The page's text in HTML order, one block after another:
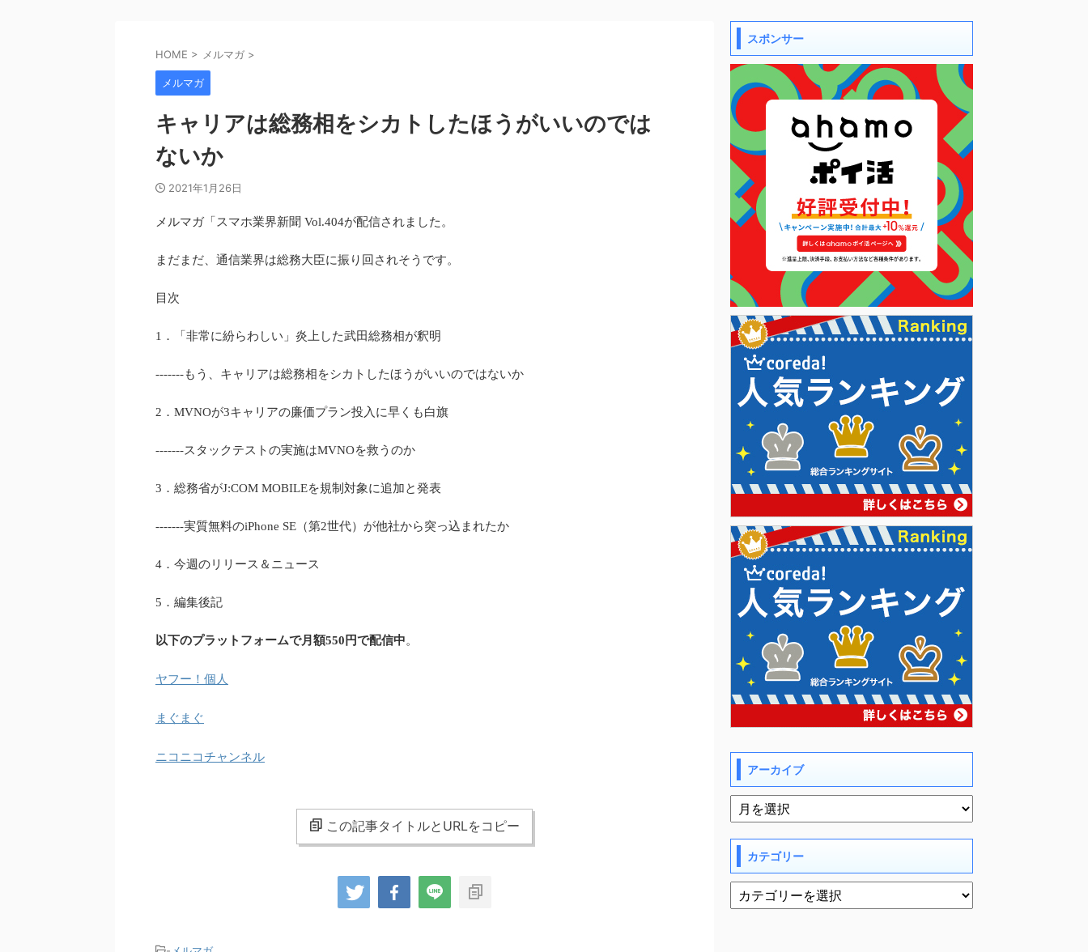
HOME > メルマガ >
メルマガ
キャリアは総務相をシカトしたほうがいいのでは
ないか
2021年1月26日
メルマガ「スマホ業界新聞 Vol.404が配信されました。
まだまだ、通信業界は総務大臣に振り回されそうです。
目次
1．「非常に紛らわしい」炎上した武田総務相が釈明
-------もう、キャリアは総務相をシカトしたほうがいいのではないか
2．MVNOが3キャリアの廉価プラン投入に早くも白旗
-------スタックテストの実施はMVNOを救うのか
3．総務省がJ:COM MOBILEを規制対象に追加と発表
-------実質無料のiPhone SE（第2世代）が他社から突っ込まれたか
4．今週のリリース＆ニュース
5．編集後記
以下のプラットフォームで月額550円で配信中。
ヤフー！個人
まぐまぐ
ニコニコチャンネル
この記事タイトルとURLをコピー
スポンサー
アーカイブ
カテゴリー